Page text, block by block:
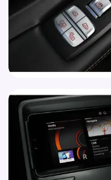
Stuurwiel
Trekhaak
Trekhaak met
Uitparkeer
Verkeersbord
Volledig digitaal
Voorstoel(en)
Warmtewerende